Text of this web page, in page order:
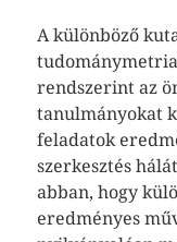
A különböző
rendszerint az
tanulmányokat
feladatok
szerkesztés
abban, hogy
eredményes